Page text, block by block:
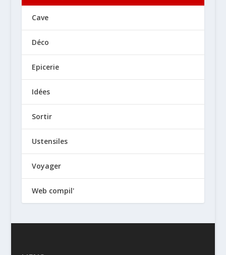
Cave
Déco
Epicerie
Idées
Sortir
Ustensiles
Voyager
Web compil'